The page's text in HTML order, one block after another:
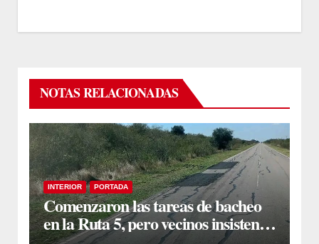
NOTAS RELACIONADAS
INTERIOR PORTADA
Comenzaron las tareas de bacheo
en la Ruta 5, pero vecinos insisten